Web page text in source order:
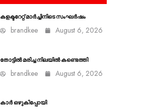
കളക്ടറേറ്റ് മാർച്ചിനിടെ സംഘർഷം
brandkee August 6, 2026
തോട്ടിൽ മരിച്ച നിലയിൽ കണ്ടെത്തി
brandkee August 6, 2026
കാർ ഒഴുകിപ്പോയി